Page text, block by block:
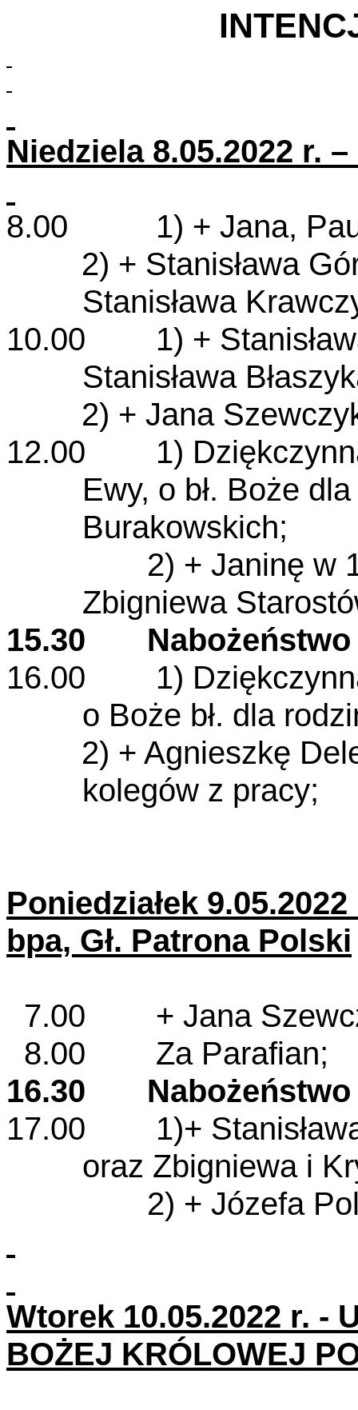
Niedziela 8.05.2022 r.
8.00 1) + Jana,
2) + Stanisława
Stanisława
10.00 1) +
Stanisława
2) + Jana
12.00 1) Dziękczynna
Ewy, o bł. Boże
Burakowskich;
2) + Janinę w 10
Zbigniewa
15.30 Nabożeństwo
16.00
1)
o Boże bł. dla
2) + Agnieszkę
kolegów z pracy;
Poniedziałek
bpa, Gł. Patrona Polski
7.00 + Jana
8.00 Za Parafian;
16.30 Nabożeństwo
17.00 1)+ Stanisława
oraz Zbigniewa i
2) + Józefa
Wtorek 10.05.2022 r. -
BOŻEJ KRÓLOWEJ